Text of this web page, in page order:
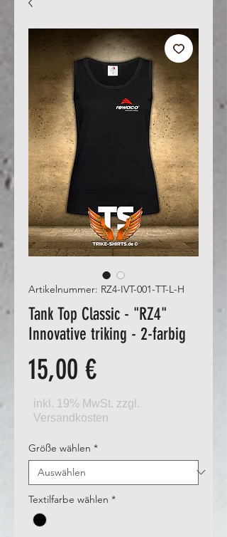
Artikelnummer: RZ4-IVT-001-TT-L-H
Tank Top Classic - "RZ4"
Innovative triking - 2-farbig
15,00 €Preis
Größe wählen *
Textilfarbe wählen *